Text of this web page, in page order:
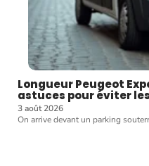
Longueur Peugeot
astuces pour éviter
3 août 2026
On arrive devant un parking